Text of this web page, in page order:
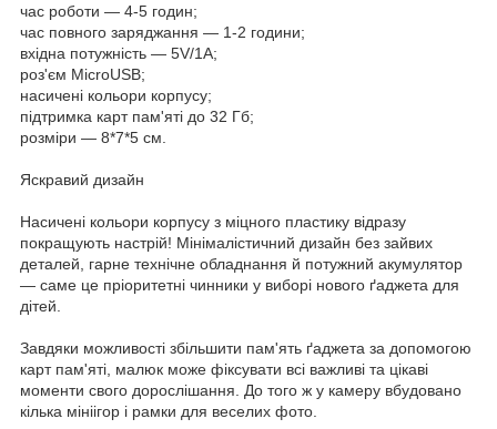
час роботи — 4-5 годин;
час повного заряджання — 1-2 години;
вхідна потужність — 5V/1A;
роз'єм MicroUSB;
насичені кольори корпусу;
підтримка карт пам'яті до 32 Гб;
розміри — 8*7*5 см.
Яскравий дизайн
Насичені кольори корпусу з міцного пластику відразу
покращують настрій! Мінімалістичний дизайн без зайвих
деталей, гарне технічне обладнання й потужний акумулятор
— саме це пріоритетні чинники у виборі нового ґаджета для
дітей.
Завдяки можливості збільшити пам'ять ґаджета за допомогою
карт пам'яті, малюк може фіксувати всі важливі та цікаві
моменти свого дорослішання. До того ж у камеру вбудовано
кілька мініігор і рамки для веселих фото.